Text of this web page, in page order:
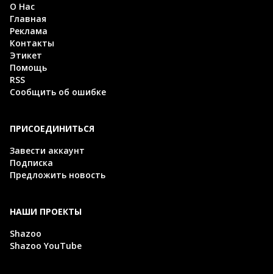
О Нас
Главная
Реклама
Контакты
Этикет
Помощь
RSS
Сообщить об ошибке
ПРИСОЕДИНИТЬСЯ
Завести аккаунт
Подписка
Предложить новость
НАШИ ПРОЕКТЫ
Shazoo
Shazoo YouTube